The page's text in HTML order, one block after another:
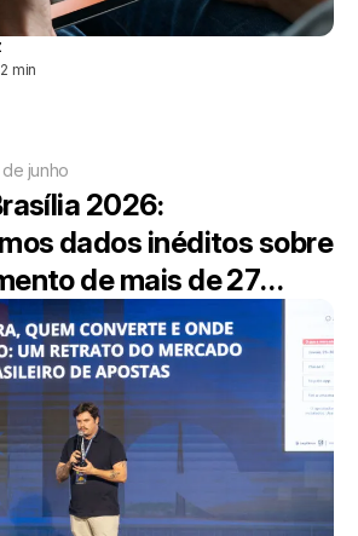
2 min
junho
2026:
dados inéditos sobre
de mais de 27
brasileiros